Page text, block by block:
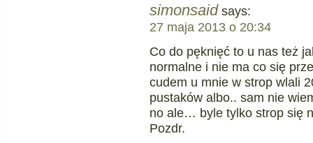
simonsaid says:
27 maja 2013 o 20:34
Co do pęknięć to u nas też
normalne i nie ma co się
cudem u mnie w strop wlali
pustaków albo.. sam nie
no ale… byle tylko strop się
Pozdr.